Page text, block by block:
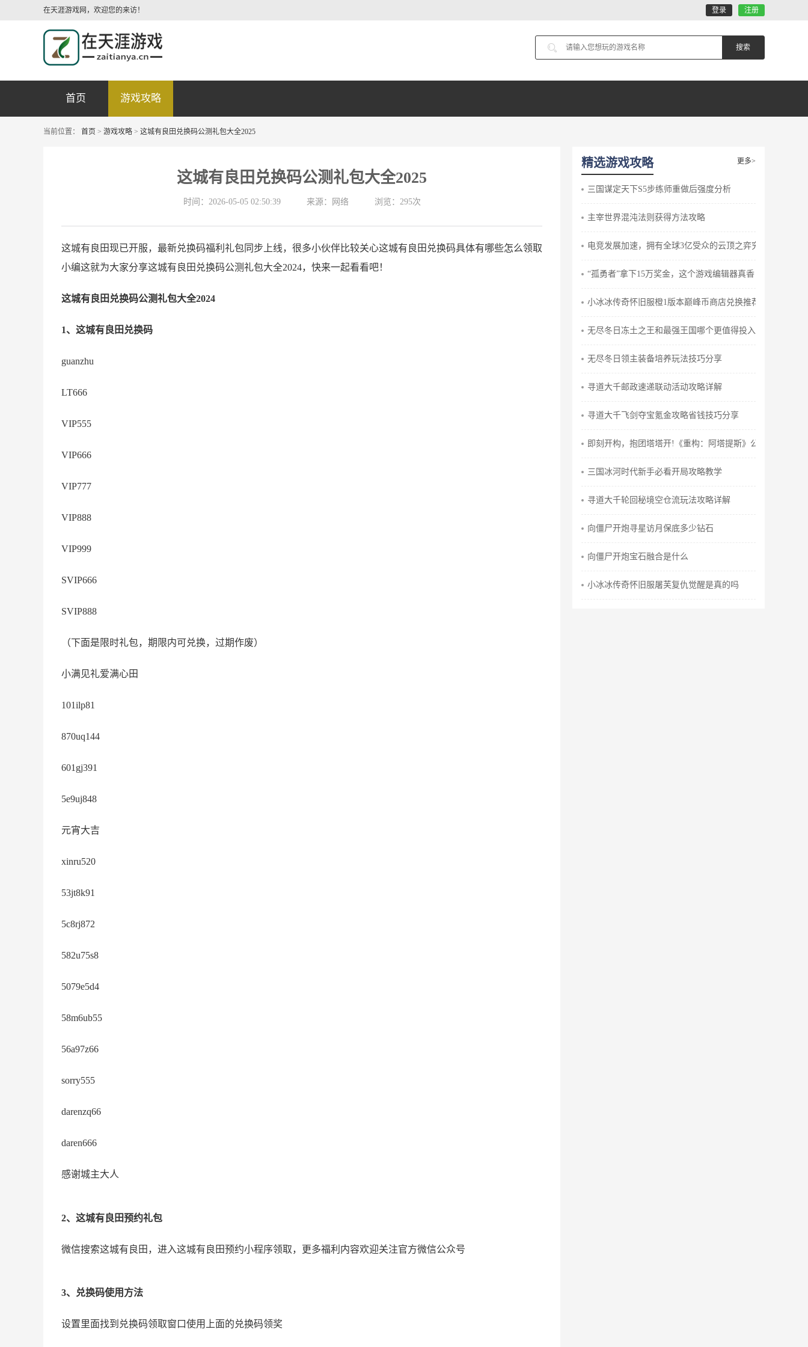
在天涯游戏网，欢迎您的来访！ 登录 注册
首页 游戏攻略
当前位置： 首页 > 游戏攻略 > 这城有良田兑换码公测礼包大全2025
这城有良田兑换码公测礼包大全2025
时间：2026-05-05 02:50:39 来源：网络 浏览：295次
这城有良田现已开服，最新兑换码福利礼包同步上线，很多小伙伴比较关心这城有良田兑换码具体有哪些怎么领取
小编这就为大家分享这城有良田兑换码公测礼包大全2024，快来一起看看吧！
这城有良田兑换码公测礼包大全2024
1、这城有良田兑换码
guanzhu
LT666
VIP555
VIP666
VIP777
VIP888
VIP999
SVIP666
SVIP888
（下面是限时礼包，期限内可兑换，过期作废）
小满见礼爱满心田
101ilp81
870uq144
601gj391
5e9uj848
元宵大吉
xinru520
53jt8k91
5c8rj872
582u75s8
5079e5d4
58m6ub55
56a97z66
sorry555
darenzq66
daren666
感谢城主大人
2、这城有良田预约礼包
微信搜索这城有良田，进入这城有良田预约小程序领取，更多福利内容欢迎关注官方微信公众号
3、兑换码使用方法
设置里面找到兑换码领取窗口使用上面的兑换码领奖
精选游戏攻略 更多>
三国谋定天下S5步练师重做后强度分析
主宰世界混沌法则获得方法攻略
电竞发展加速，拥有全球3亿受众的云顶之弈究竟做对了什
“孤勇者”拿下15万奖金，这个游戏编辑器真香！
小冰冰传奇怀旧服橙1版本巅峰币商店兑换推荐
无尽冬日冻土之王和最强王国哪个更值得投入
无尽冬日领主装备培养玩法技巧分享
寻道大千邮政速递联动活动攻略详解
寻道大千飞剑夺宝氪金攻略省钱技巧分享
即刻开构，抱团塔塔开!《重构：阿塔提斯》公测定档12月
三国冰河时代新手必看开局攻略教学
寻道大千轮回秘境空仓流玩法攻略详解
向僵尸开炮寻星访月保底多少钻石​
向僵尸开炮宝石融合是什么
小冰冰传奇怀旧服屠芙复仇觉醒是真的吗